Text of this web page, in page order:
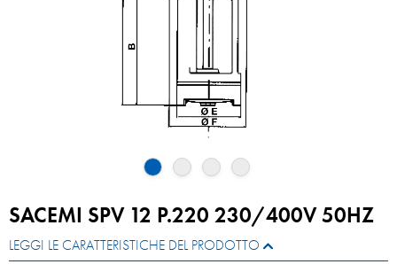
SACEMI SPV 12 P.220 230/400V 50HZ
LEGGI LE CARATTERISTICHE DEL PRODOTTO